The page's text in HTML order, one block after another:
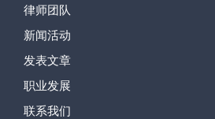
律师团队
新闻活动
发表文章
职业发展
联系我们